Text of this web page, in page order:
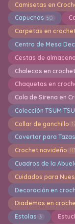
Camisetas en
Capuchas 50
Carpetas en
Centro de Mesa
Cestas de
Chalecos en crochet
Chaquetas en
Cola de Sirena en
Colección TSUM
Collar de ganchillo
Covertor para
Crochet navideño
Cuadros de la
Cuidados para
Decoración en
Diademas en
Estolas 3